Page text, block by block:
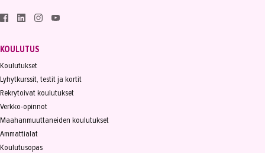
KOULUTUS
Koulutukset
Lyhytkurssit, testit ja kortit
Rekrytoivat koulutukset
Verkko-opinnot
Maahanmuuttaneiden koulutukset
Ammattialat
Koulutusopas